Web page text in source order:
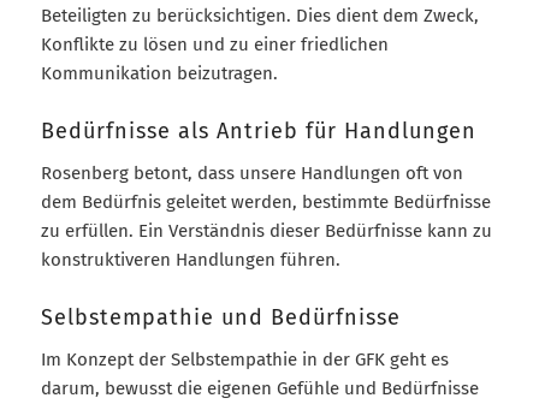
Beteiligten zu berücksichtigen. Dies dient dem Zweck,
Konflikte zu lösen und zu einer friedlichen
Kommunikation beizutragen.
Bedürfnisse als Antrieb für Handlungen
Rosenberg betont, dass unsere Handlungen oft von
dem Bedürfnis geleitet werden, bestimmte Bedürfnisse
zu erfüllen. Ein Verständnis dieser Bedürfnisse kann zu
konstruktiveren Handlungen führen.
Selbstempathie und Bedürfnisse
Im Konzept der Selbstempathie in der GFK geht es
darum, bewusst die eigenen Gefühle und Bedürfnisse